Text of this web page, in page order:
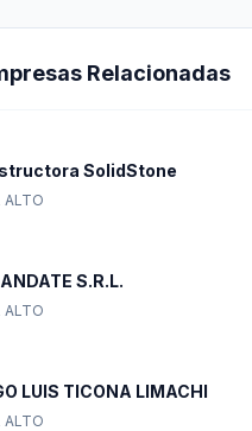
Relacionadas
SolidStone
ALTO
S.R.L.
ALTO
LUIS TICONA LIMACHI
ALTO